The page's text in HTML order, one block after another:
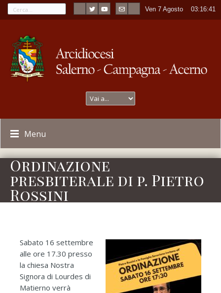
Ven 7 Agosto ----03:16:41
Menu
Ordinazione
presbiterale di p. Pietro
Rossini
Sabato 16 settembre
alle ore 17.30 presso
la chiesa Nostra
Signora di Lourdes di
Matierno verrà